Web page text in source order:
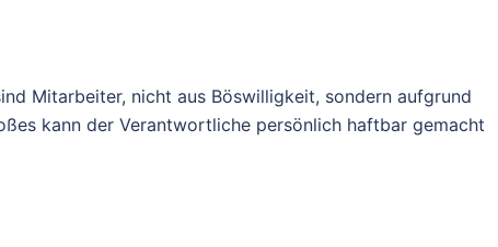
Mitarbeiter, nicht aus Böswilligkeit, sondern aufgrund
kann der Verantwortliche persönlich haftbar gemacht